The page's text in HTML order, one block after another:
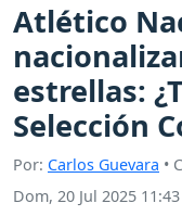
Atlético
estrellas:
Selección
Por: Carlos Guevara •
Dom, 20 Jul 2025